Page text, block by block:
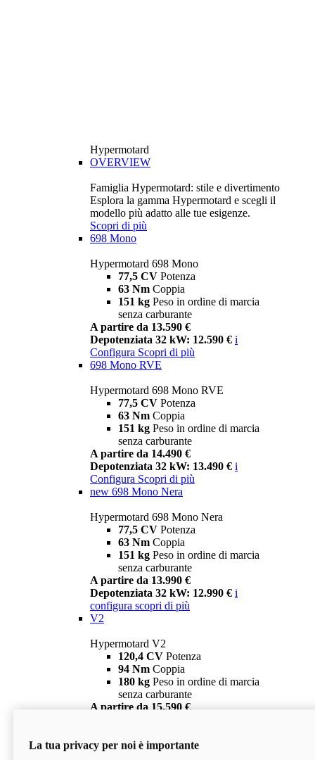
Hypermotard
OVERVIEW
Famiglia Hypermotard: stile e divertimento
Esplora la gamma Hypermotard e scegli il
modello più adatto alle tue esigenze.
Scopri di più
698 Mono
Hypermotard 698 Mono
77,5 CV Potenza
63 Nm Coppia
151 kg Peso in ordine di marcia
senza carburante
A partire da 13.590 €
Depotenziata 32 kW: 12.590 € i
Configura Scopri di più
698 Mono RVE
Hypermotard 698 Mono RVE
77,5 CV Potenza
63 Nm Coppia
151 kg Peso in ordine di marcia
senza carburante
A partire da 14.490 €
Depotenziata 32 kW: 13.490 € i
Configura Scopri di più
new 698 Mono Nera
Hypermotard 698 Mono Nera
77,5 CV Potenza
63 Nm Coppia
151 kg Peso in ordine di marcia
senza carburante
A partire da 13.990 €
Depotenziata 32 kW: 12.990 € i
configura scopri di più
V2
Hypermotard V2
120,4 CV Potenza
94 Nm Coppia
180 kg Peso in ordine di marcia
senza carburante
A partire da 15.590 €
V2 SP
La tua privacy per noi è importante